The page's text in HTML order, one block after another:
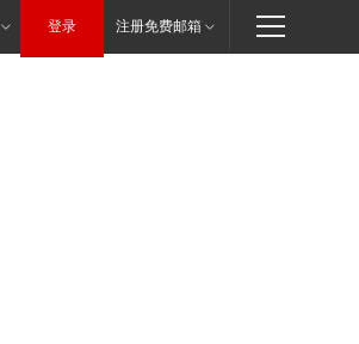
登录 注册免费邮箱